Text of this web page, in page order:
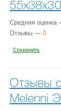
Средняя оценка
Отзывы — 0
Сохранить
Отзывы
Melenni